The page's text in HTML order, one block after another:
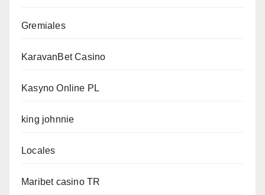
Gremiales
KaravanBet Casino
Kasyno Online PL
king johnnie
Locales
Maribet casino TR